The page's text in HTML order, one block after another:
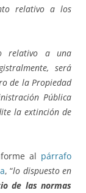
relativo a los
relativo a una
será
de la Propiedad
Pública
la extinción de
al párrafo
, “lo dispuesto en
de las normas